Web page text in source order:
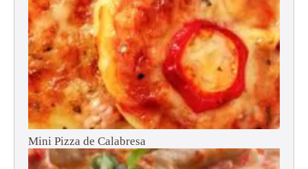
Mini Pizza de Calabresa